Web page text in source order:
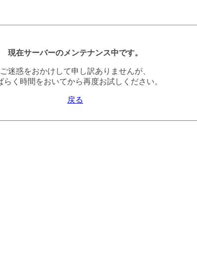
現在サーバーのメンテナンス中です。
ご迷惑をおかけして申し訳ありませんが、
らく時間をおいてから再度お試しください。
戻る